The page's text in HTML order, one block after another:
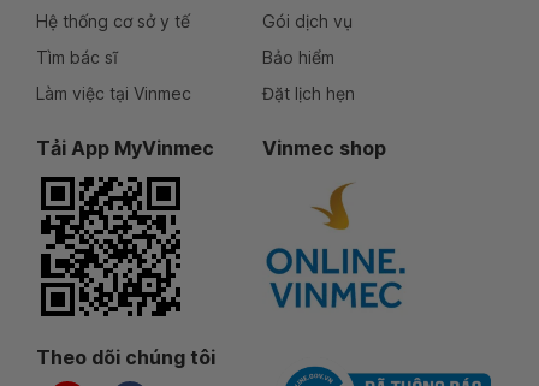
Hệ thống cơ sở y tế
Tìm bác sĩ
Làm việc tại Vinmec
Gói dịch vụ
Bảo hiểm
Đặt lịch hẹn
Tải App MyVinmec Vinmec shop
Theo dõi chúng tôi